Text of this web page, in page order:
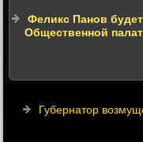
Феликс Панов
Общественной
Губернатор